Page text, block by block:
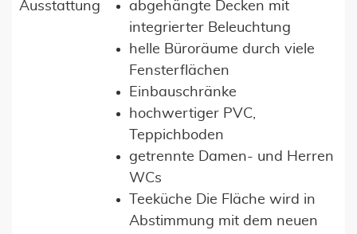
Ausstattung
abgehängte Decken mit
integrierter Beleuchtung
helle Büroräume durch viele
Fensterflächen
Einbauschränke
hochwertiger PVC,
Teppichboden
getrennte Damen- und Herren
WCs
Teeküche Die Fläche wird in
Abstimmung mit dem neuen